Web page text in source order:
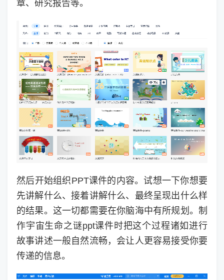
章、研究报告等。
然后开始组织PPT课件的内容。试想一下你想要
先讲解什么、接着讲解什么、最终呈现出什么样
的结果。这一切都需要在你脑海中有所规划。制
作宇宙生命之谜ppt课件时把这个过程诸如进行
故事讲述一般自然流畅，会让人更容易接受你要
传递的信息。